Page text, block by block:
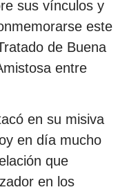
sus vínculos y
este
de Buena
entre
en su misiva
en día mucho
que
en los